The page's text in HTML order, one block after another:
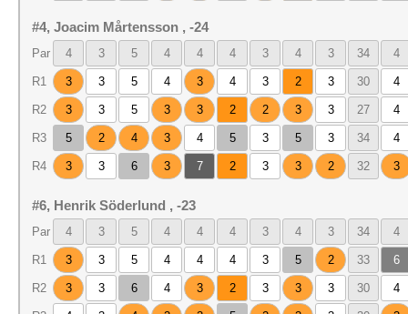
#4, Joacim Mårtensson , -24
Par 4 3 5 4 4 4 3 4 3 34 4
R1 3 3 5 4 3 4 3 2 3 30 4
R2 3 3 5 3 3 2 2 3 3 27 4
R3 5 2 4 3 4 5 3 5 3 34 4
R4 3 3 6 3 7 2 3 3 2 32 3
#6, Henrik Söderlund , -23
Par 4 3 5 4 4 4 3 4 3 34 4
R1 3 3 5 4 4 4 3 5 2 33 6
R2 3 3 6 4 3 2 3 3 3 30 4